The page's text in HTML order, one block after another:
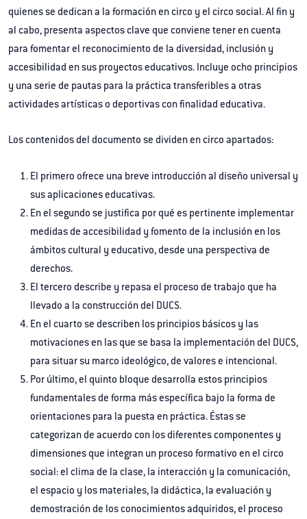
quienes se dedican a la formación en circo y el circo social. Al fin y
al cabo, presenta aspectos clave que conviene tener en cuenta
para fomentar el reconocimiento de la diversidad, inclusión y
accesibilidad en sus proyectos educativos. Incluye ocho principios
y una serie de pautas para la práctica transferibles a otras
actividades artísticas o deportivas con finalidad educativa.
Los contenidos del documento se dividen en circo apartados:
El primero ofrece una breve introducción al diseño universal y
sus aplicaciones educativas.
En el segundo se justifica por qué es pertinente implementar
medidas de accesibilidad y fomento de la inclusión en los
ámbitos cultural y educativo, desde una perspectiva de
derechos.
El tercero describe y repasa el proceso de trabajo que ha
llevado a la construcción del DUCS.
En el cuarto se describen los principios básicos y las
motivaciones en las que se basa la implementación del DUCS,
para situar su marco ideológico, de valores e intencional.
Por último, el quinto bloque desarrolla estos principios
fundamentales de forma más específica bajo la forma de
orientaciones para la puesta en práctica. Éstas se
categorizan de acuerdo con los diferentes componentes y
dimensiones que integran un proceso formativo en el circo
social: el clima de la clase, la interacción y la comunicación,
el espacio y los materiales, la didáctica, la evaluación y
demostración de los conocimientos adquiridos, el proceso